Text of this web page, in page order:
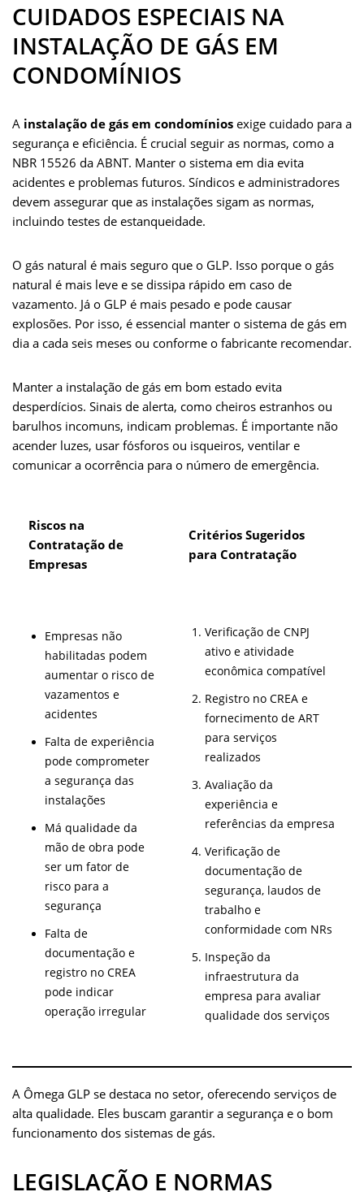
CUIDADOS ESPECIAIS NA
INSTALAÇÃO DE GÁS EM
CONDOMÍNIOS
A instalação de gás em condomínios exige cuidado para a
segurança e eficiência. É crucial seguir as normas, como a
NBR 15526 da ABNT. Manter o sistema em dia evita
acidentes e problemas futuros. Síndicos e administradores
devem assegurar que as instalações sigam as normas,
incluindo testes de estanqueidade.
O gás natural é mais seguro que o GLP. Isso porque o gás
natural é mais leve e se dissipa rápido em caso de
vazamento. Já o GLP é mais pesado e pode causar
explosões. Por isso, é essencial manter o sistema de gás em
dia a cada seis meses ou conforme o fabricante recomendar.
Manter a instalação de gás em bom estado evita
desperdícios. Sinais de alerta, como cheiros estranhos ou
barulhos incomuns, indicam problemas. É importante não
acender luzes, usar fósforos ou isqueiros, ventilar e
comunicar a ocorrência para o número de emergência.
Riscos na
Contratação de
Empresas
Critérios Sugeridos
para Contratação
Empresas não
habilitadas podem
aumentar o risco de
vazamentos e
acidentes
Falta de experiência
pode comprometer
a segurança das
instalações
Má qualidade da
mão de obra pode
ser um fator de
risco para a
segurança
Falta de
documentação e
registro no CREA
pode indicar
operação irregular
Verificação de CNPJ
ativo e atividade
econômica compatível
Registro no CREA e
fornecimento de ART
para serviços
realizados
Avaliação da
experiência e
referências da empresa
Verificação de
documentação de
segurança, laudos de
trabalho e
conformidade com NRs
Inspeção da
infraestrutura da
empresa para avaliar
qualidade dos serviços
A Ômega GLP se destaca no setor, oferecendo serviços de
alta qualidade. Eles buscam garantir a segurança e o bom
funcionamento dos sistemas de gás.
LEGISLAÇÃO E NORMAS